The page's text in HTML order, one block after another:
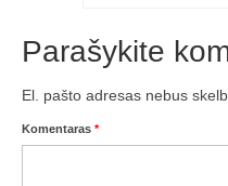
Lietuvių
English
Parašykite
El. pašto adresas nebus
Komentaras *